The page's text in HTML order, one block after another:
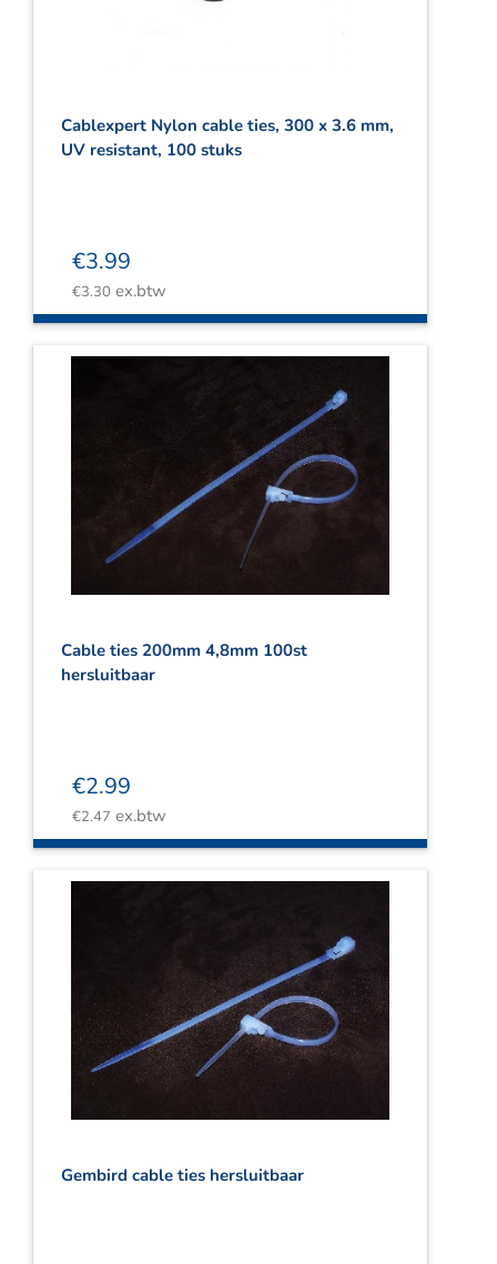
Cablexpert Nylon cable ties, 300 x 3.6 mm,
UV resistant, 100 stuks
€3.99
€3.30 ex.btw
Cable ties 200mm 4,8mm 100st
hersluitbaar
€2.99
€2.47 ex.btw
Gembird cable ties hersluitbaar